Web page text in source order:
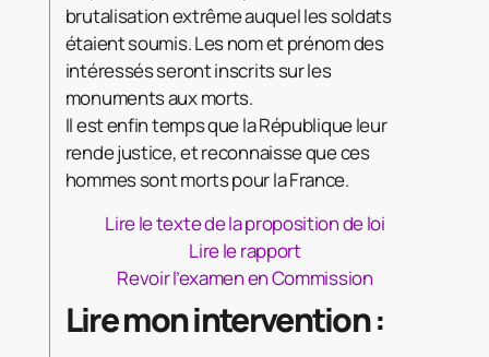
brutalisation extrême auquel les soldats
étaient soumis. Les nom et prénom des
intéressés seront inscrits sur les
monuments aux morts.
Il est enfin temps que la République leur
rende justice, et reconnaisse que ces
hommes sont morts pour la France.
Lire le texte de la proposition de loi
Lire le rapport
Revoir l’examen en Commission
Lire mon intervention :